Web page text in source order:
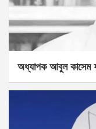
অধ্যাপক আবুল কাসেম